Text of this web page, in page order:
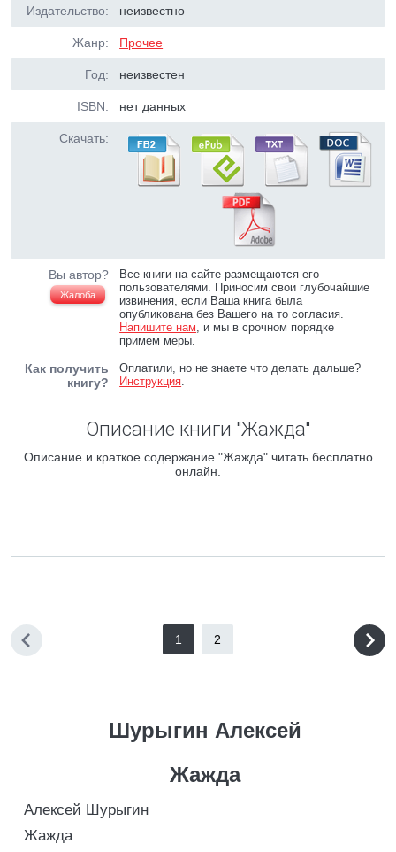
Издательство: неизвестно
Жанр: Прочее
Год: неизвестен
ISBN: нет данных
Скачать:
Вы автор?
Жалоба
Все книги на сайте размещаются его
пользователями. Приносим свои глубочайшие
извинения, если Ваша книга была
опубликована без Вашего на то согласия.
Напишите нам, и мы в срочном порядке
примем меры.
Как получить
книгу?
Оплатили, но не знаете что делать дальше?
Инструкция.
Описание книги "Жажда"
Описание и краткое содержание "Жажда" читать бесплатно
онлайн.
1 2
Шурыгин Алексей
Жажда
Алексей Шуpыгин
Жажда